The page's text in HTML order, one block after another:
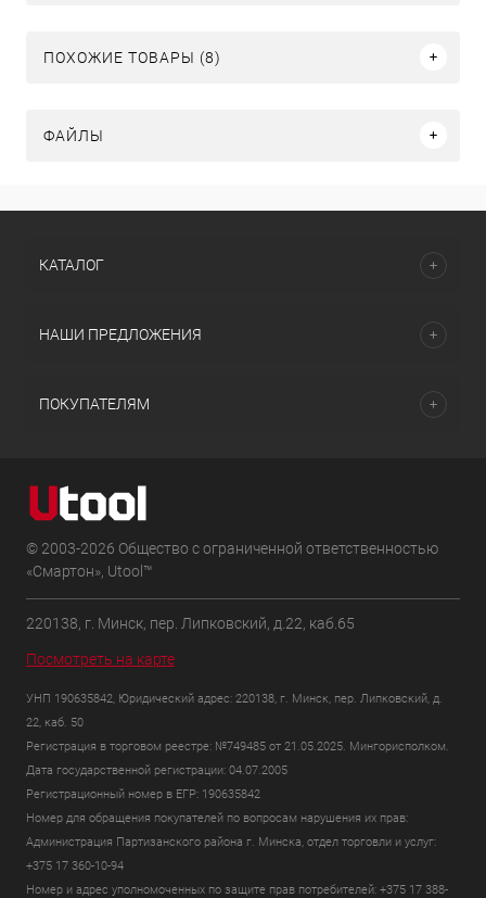
ПОХОЖИЕ ТОВАРЫ (8)
ФАЙЛЫ
КАТАЛОГ
НАШИ ПРЕДЛОЖЕНИЯ
ПОКУПАТЕЛЯМ
© 2003-2026 Общество с ограниченной ответственностью
«Смартон», Utool™
220138, г. Минск, пер. Липковский, д.22, каб.65
Посмотреть на карте
УНП 190635842, Юридический адрес: 220138, г. Минск, пер. Липковский, д.
22, каб. 50
Регистрация в торговом реестре: №749485 от 21.05.2025. Мингорисполком.
Дата государственной регистрации: 04.07.2005
Регистрационный номер в ЕГР: 190635842
Номер для обращения покупателей по вопросам нарушения их прав:
Администрация Партизанского района г. Минска, отдел торговли и услуг:
+375 17 360-10-94
Номер и адрес уполномоченных по защите прав потребителей: +375 17 388-